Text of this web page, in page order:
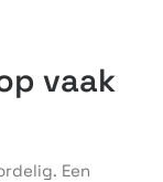
vaak
Een